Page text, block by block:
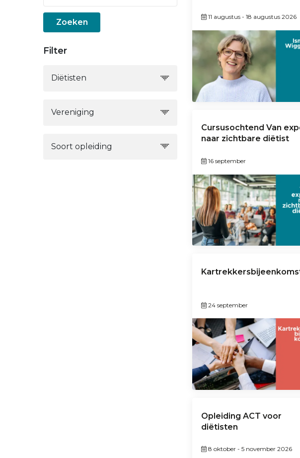
Zoeken
Filter
Diëtisten
Vereniging
Soort opleiding
11 augustus- 18 augustus 2026
Cursusochtend Van
naar zichtbare diëtist
16 september
24 september
Opleiding ACT voor
diëtisten
8 oktober- 5 november 2026